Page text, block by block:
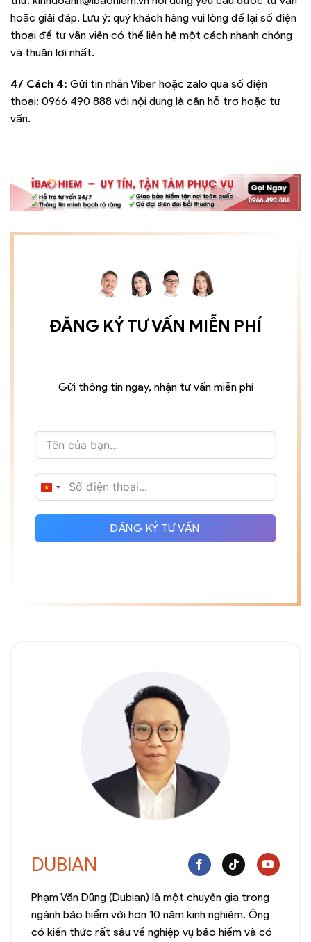
hoặc giải đáp. Lưu ý: quý khách hàng vui lòng để lại số điện
thoại để tư vấn viên có thể liên hệ một cách nhanh chóng
và thuận lợi nhất.
4/ Cách 4: Gửi tin nhắn Viber hoặc zalo qua số điện
thoại: 0966 490 888 với nội dung là cần hỗ trợ hoặc tư
vấn.
ĐĂNG KÝ TƯ VẤN MIỄN PHÍ
Gửi thông tin ngay, nhận tư vấn miễn phí
VIETNAM
ĐĂNG KÝ TƯ VẤN
DUBIAN
Phạm Văn Dũng (Dubian) là một chuyên gia trong
ngành bảo hiểm với hơn 10 năm kinh nghiệm. Ông
có kiến thức rất sâu về nghiệp vụ bảo hiểm và có